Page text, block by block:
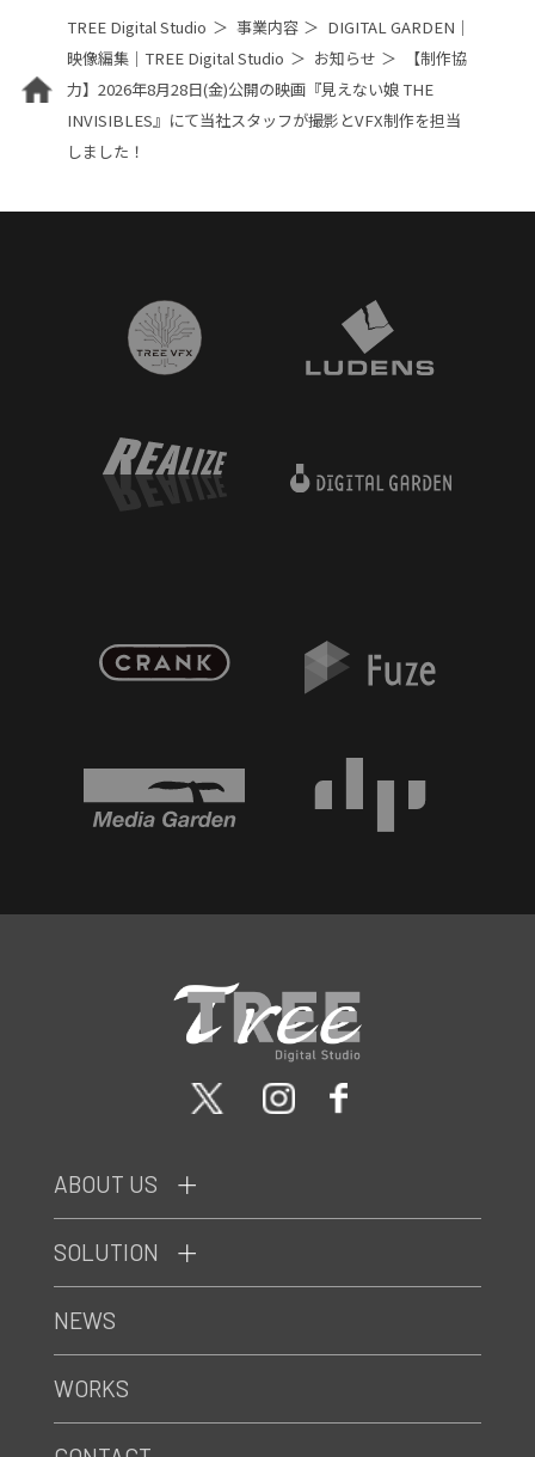
TREE Digital Studio 事業内容
DIGITAL GARDEN｜
映像編集｜TREE Digital Studio
お知らせ
【制作協
力】2026年8月28日(金)公開の映画『見えない娘 THE
INVISIBLES』にて当社スタッフが撮影とVFX制作を担当
しました！
ABOUT US
SOLUTION
NEWS
WORKS